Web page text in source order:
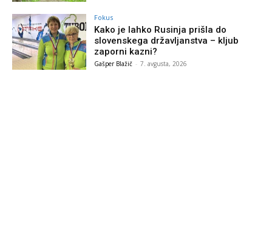
Fokus
Kako je lahko Rusinja prišla do
slovenskega državljanstva – kljub
zaporni kazni?
Gašper Blažič - 7. avgusta, 2026